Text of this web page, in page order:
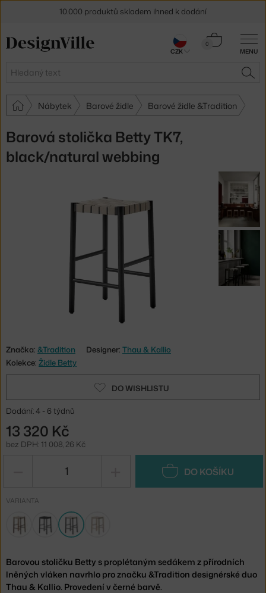
MENU
Hledat
0
Košík
Nábytek Barové židle Barové židle &Tradition
Barová stolička Betty TK7,
black/natural webbing
Značka: &Tradition Designer: Thau & Kallio
Kolekce: Židle Betty
DO WISHLISTU
Dodání: 4 - 6 týdnů
13 320 Kč
bez DPH: 11 008,26 Kč
DO KOŠÍKU
VARIANTA
Barovou stoličku Betty s proplétaným sedákem z přírodních
lněných vláken navrhlo pro značku &Tradition designérské duo
Thau & Kallio. Provedení v černé barvě.
10.000 produktů skladem ihned k dodání
Sleva 5 % pro odběratele
CZK